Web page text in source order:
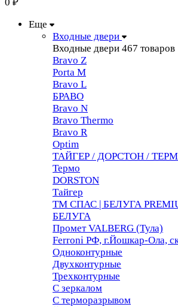
Еще
Входные двери
Входные двери 467 товаров
Bravo Z
Porta М
Bravo L
БРАВО
Bravo N
Bravo Thermo
Bravo R
Optim
ТАЙГЕР / ДОРСТОН /
Термо
DORSTON
Тайгер
ТМ СПАС | БЕЛУГА
БЕЛУГА
Промет VALBERG (Тула)
Ferroni РФ, г.Йошкар-Ола,
Одноконтурные
Двухконтурные
Трехконтурные
С зеркалом
С терморазрывом